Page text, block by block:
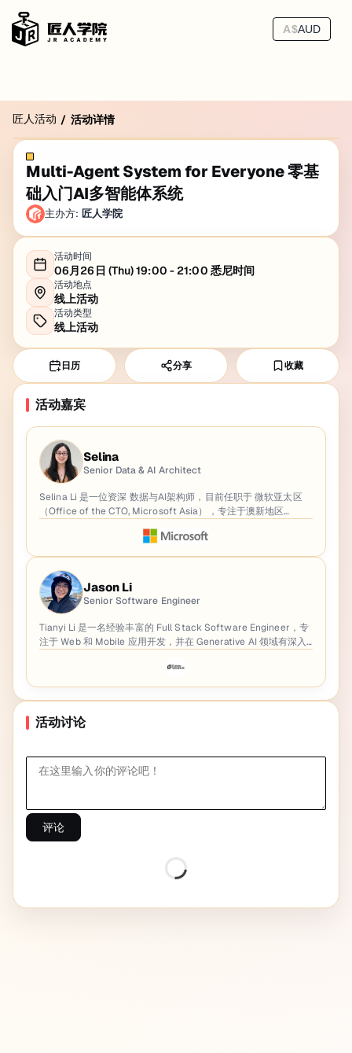
A$AUD
匠人活动 / 活动详情
Multi-Agent System for Everyone 零基
础入门AI多智能体系统
主办方: 匠人学院
活动时间
06月26日 (Thu) 19:00 - 21:00 悉尼时间
活动地点
线上活动
活动类型
线上活动
日历 分享 收藏
活动嘉宾
Selina
Senior Data & AI Architect
Selina Li 是一位资深 数据与AI架构师，目前任职于 微软亚太区
（Office of the CTO, Microsoft Asia），专注于澳新地区
和云计算等多个行业拥有超过10年的技术与管理经验，曾在 澳洲
联邦银行（CBA）、Officeworks、德勤（Deloitte） 等知名企
业担任核心职位。Selina 既有深厚的数据工程与AI技术背景，也
具备跨部门团队领导与大型数字化转型经验，能够将前沿技术与
企业实际紧密结合，为客户和学员提供落地价值。
Jason Li
Senior Software Engineer
Tianyi Li 是一名经验丰富的 Full Stack Software Engineer，专
注于 Web 和 Mobile 应用开发，并在 Generative AI 领域有深入
通前后端开发、云端架构及 DevOps 自动化。他具备扎实的技术
功底，并且在敏捷团队领导方面积累了丰富经验，确保项目高效
交付且符合最佳实践。他对 Generative AI 充满热情，擅长使用
Augmented Generation (RAG) 及多模态模型，开发 AI 驱动的应
活动讨论
评论